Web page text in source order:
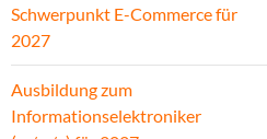
Schwerpunkt E-Commerce für
2027
Ausbildung zum
Informationselektroniker